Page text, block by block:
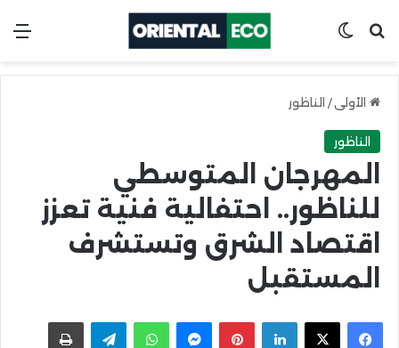
ابحث عنSwitch skin
الأولى / الناظور
الناظور
المهرجان المتوسطي
للناظور.. احتفالية فنية تعزز
اقتصاد الشرق وتستشرف
المستقبل
Facebook
X
LinkedIn
Pinterest
Messenger
WhatsApp
Telegramاطبعها